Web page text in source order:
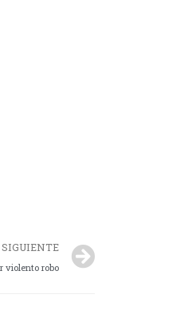
violento robo